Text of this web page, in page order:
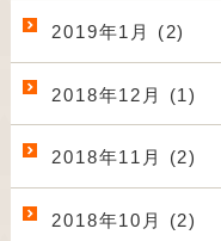
2019年1月 (2)
2018年12月 (1)
2018年11月 (2)
2018年10月 (2)